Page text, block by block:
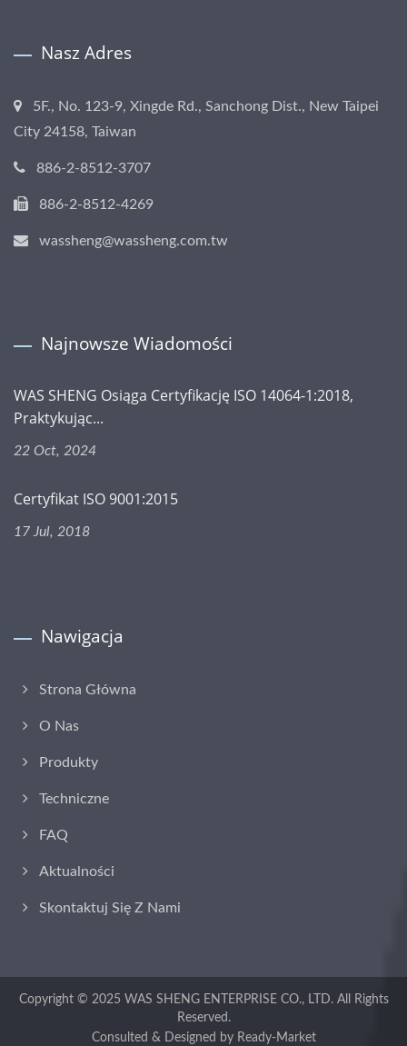
Nasz Adres
5F., No. 123-9, Xingde Rd., Sanchong Dist., New Taipei
City 24158, Taiwan
886-2-8512-3707
886-2-8512-4269
wassheng@wassheng.com.tw
Najnowsze Wiadomości
WAS SHENG Osiąga Certyfikację ISO 14064-1:2018,
Praktykując...
22 Oct, 2024
Certyfikat ISO 9001:2015
17 Jul, 2018
Nawigacja
Strona Główna
O Nas
Produkty
Techniczne
FAQ
Aktualności
Skontaktuj Się Z Nami
Copyright © 2025 WAS SHENG ENTERPRISE CO., LTD.All Rights
Reserved.
Consulted & Designed by Ready-Market